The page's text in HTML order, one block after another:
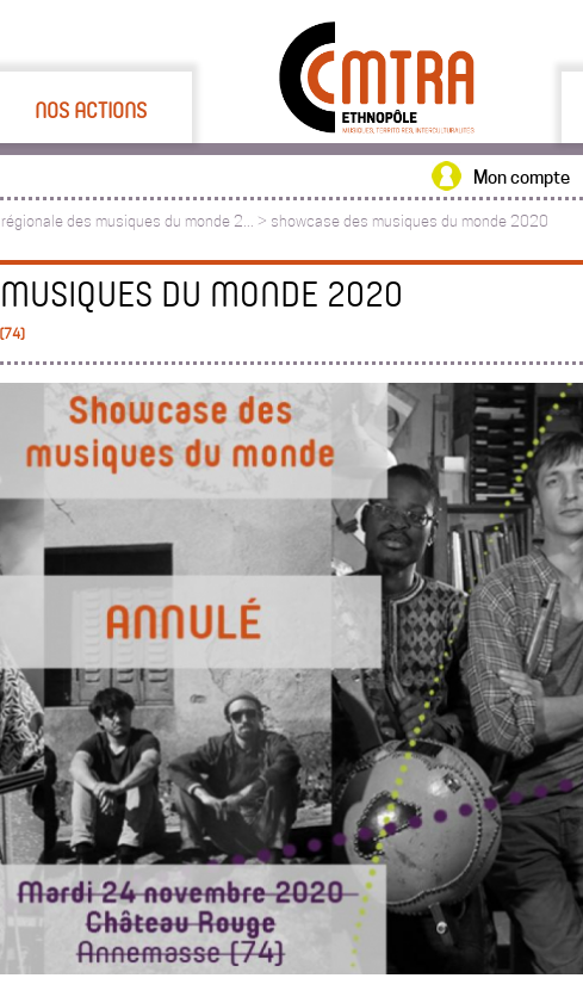
NOS ACTIONS
Mon compte
des musiques du monde 2... > showcase des musiques du monde 2020
DU MONDE 2020